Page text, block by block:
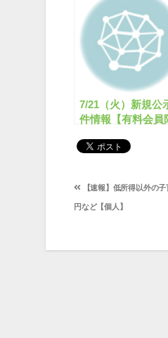
金をご紹介！
7/21（火）新規公
件情報【有料会員
投
稿
ビ
【速報】低所得以外の
円など【個人】